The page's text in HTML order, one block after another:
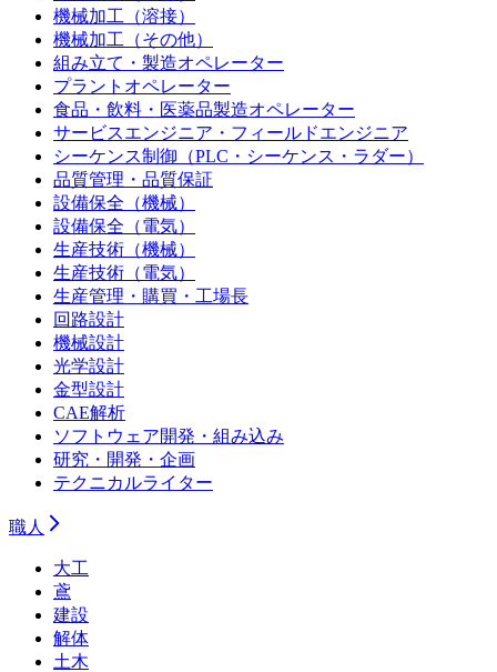
機械加工（溶接）
機械加工（その他）
組み立て・製造オペレーター
プラントオペレーター
食品・飲料・医薬品製造オペレーター
サービスエンジニア・フィールドエンジニア
シーケンス制御（PLC・シーケンス・ラダー）
品質管理・品質保証
設備保全（機械）
設備保全（電気）
生産技術（機械）
生産技術（電気）
生産管理・購買・工場長
回路設計
機械設計
光学設計
金型設計
CAE解析
ソフトウェア開発・組み込み
研究・開発・企画
テクニカルライター
職人
大工
鳶
建設
解体
土木